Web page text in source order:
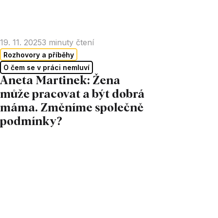
19. 11. 20253 minuty čtení
Rozhovory a příběhy
O čem se v práci nemluví
Aneta Martinek: Žena
může pracovat a být dobrá
máma. Změníme společně
podmínky?